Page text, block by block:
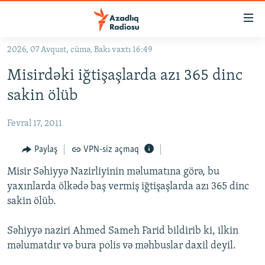
Əsas
qayıt
Əsas
qayıt
#ƏSLINDƏ
FƏRQƏ BAX
QANUNI DOĞRU
ARAŞDIRMA
VIDEO
RADIO ARXIV
2026, 07 Avqust, cümə, Bakı vaxtı 16:49
Misirdəki iğtişaşlarda azı 365 dinc
sakin ölüb
Fevral 17, 2011
Paylaş VPN-siz açmaq
Misir Səhiyyə Nazirliyinin məlumatına görə, bu
yaxınlarda ölkədə baş vermiş iğtişaşlarda azı 365 dinc
sakin ölüb.
Səhiyyə naziri Ahmed Sameh Farid bildirib ki, ilkin
məlumatdır və bura polis və məhbuslar daxil deyil.